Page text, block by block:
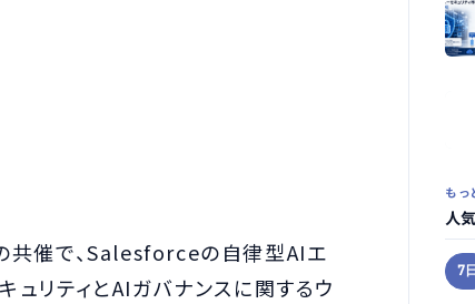
共催で、Salesforceの自律型AIエ
リティとAIガバナンスに関するウ
もっ
人
7